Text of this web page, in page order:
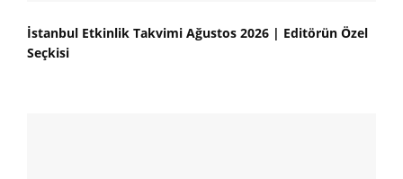
İstanbul Etkinlik Takvimi Ağustos 2026 | Editörün Özel
Seçkisi